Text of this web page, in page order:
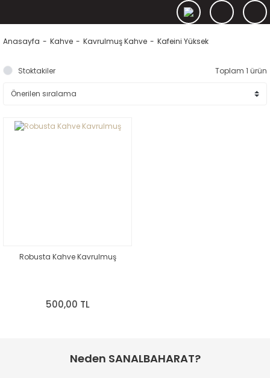
Anasayfa Kahve Kavrulmuş Kahve Kafeini Yüksek
Stoktakiler Toplam 1 ürün
Robusta Kahve Kavrulmuş
500,00 TL
Neden SANALBAHARAT?